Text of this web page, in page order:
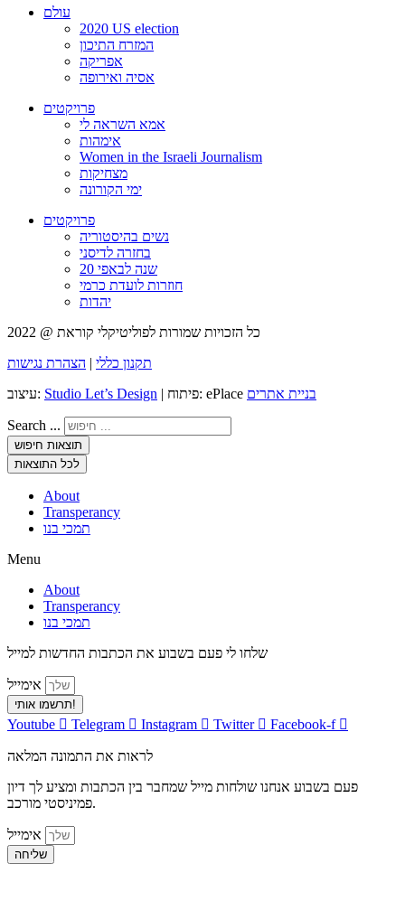
עולם
2020 US election
המזרח התיכון
אפריקה
אסיה ואירופה
פרויקטים
אמא השראה לי
אימהות
Women in the Israeli Journalism
מצחיקות
ימי הקורונה
פרויקטים
נשים בהיסטוריה
בחזרה לדיסני
20 שנה לבאפי
חוזרות לועדת כרמי
יהדות
תקנון כללי | הצהרת נגישות
עיצוב: Studio Let’s Design | פיתוח: ePlace בניית אתרים
Search ...
תוצאות חיפוש
לכל התוצאות
About
Transperancy
תמכי בנו
Menu
About
Transperancy
תמכי בנו
שלחו לי פעם בשבוע את הכתבות החדשות למייל
תרשמו אותי!
Youtube Telegram Instagram Twitter Facebook-f
לראות את התמונה המלאה
פעם בשבוע אנחנו שולחות מייל שמחבר בין הכתבות ומציע לך דיון
פמיניסטי מורכב.
שליחה